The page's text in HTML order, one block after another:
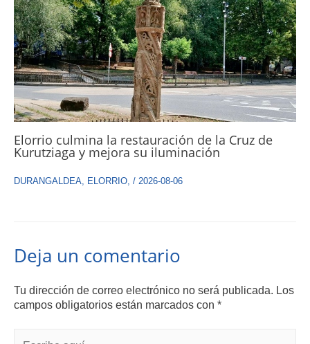
Elorrio culmina la restauración de la Cruz de
Kurutziaga y mejora su iluminación
DURANGALDEA ELORRIO / 2026-08-06
Deja un comentario
Tu dirección de correo electrónico no será publicada. Los
campos obligatorios están marcados con *